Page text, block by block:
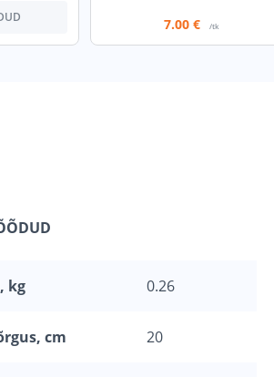
7.00 € /tk
kg 0.26
cm 20